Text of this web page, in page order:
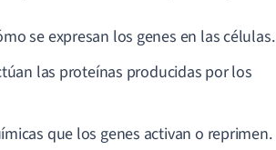
se expresan los genes en las células.
las proteínas producidas por los
que los genes activan o reprimen.